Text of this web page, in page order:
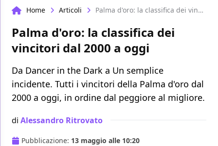
Home Articoli Palma d'oro: la classifica dei vincitori dal 2000 a oggi
Palma d'oro: la classifica dei
vincitori dal 2000 a oggi
Da Dancer in the Dark a Un semplice
incidente. Tutti i vincitori della Palma d'oro dal
2000 a oggi, in ordine dal peggiore al migliore.
di Alessandro Ritrovato
Pubblicazione: 13 maggio alle 10:20